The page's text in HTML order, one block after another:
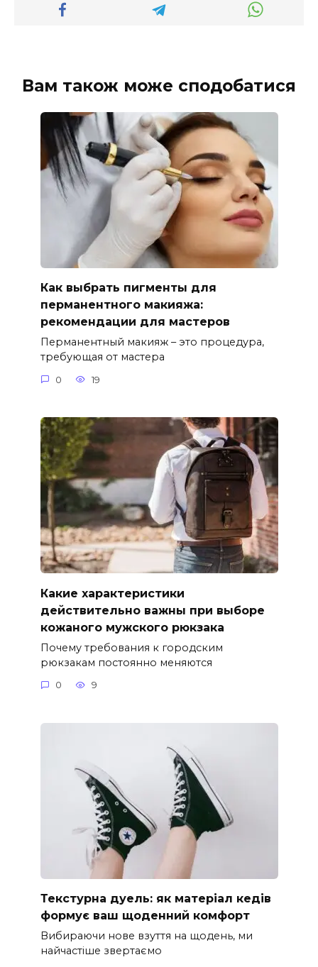
Вам також може сподобатися
Как выбрать пигменты для
перманентного макияжа:
рекомендации для мастеров
Перманентный макияж – это процедура,
требующая от мастера
0 19
Какие характеристики
действительно важны при выборе
кожаного мужского рюкзака
Почему требования к городским
рюкзакам постоянно меняются
0 9
Текстурна дуель: як матеріал кедів
формує ваш щоденний комфорт
Вибираючи нове взуття на щодень, ми
найчастіше звертаємо